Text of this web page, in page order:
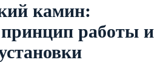
камин:
принцип работы и